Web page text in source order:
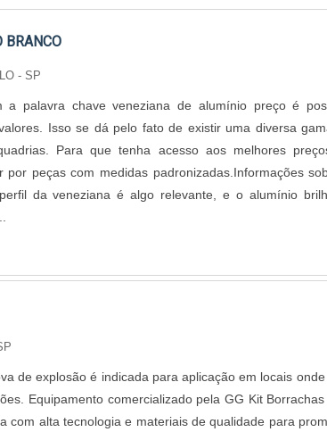
BRANCO
- SP
a palavra chave veneziana de alumínio preço é
Isso se dá pelo fato de existir uma diversa
Para que tenha acesso aos melhores
por peças com medidas padronizadas.Informações
da veneziana é algo relevante, e o alumínio
de explosão é indicada para aplicação em locais
Equipamento comercializado pela GG Kit Borrachas
com alta tecnologia e materiais de qualidade para